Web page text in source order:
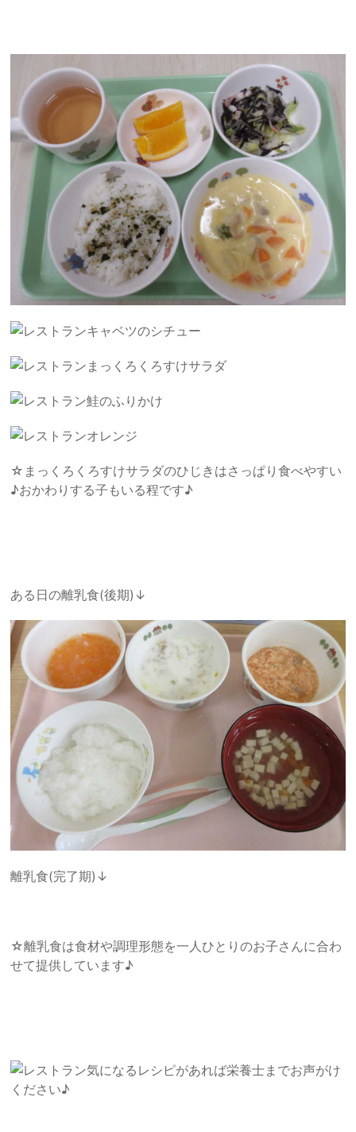
キャベツのシチュー
まっくろくろすけサラダ
鮭のふりかけ
オレンジ
☆まっくろくろすけサラダのひじきはさっぱり食べやすい
♪おかわりする子もいる程です♪
ある日の離乳食(後期)↓
離乳食(完了期)↓
☆離乳食は食材や調理形態を一人ひとりのお子さんに合わ
せて提供しています♪
気になるレシピがあれば栄養士までお声がけ
ください♪